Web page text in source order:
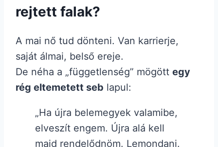
rejtett falak?
A mai nő tud dönteni. Van karrierje,
saját álmai, belső ereje.
De néha a „függetlenség” mögött egy
rég eltemetett seb lapul:
„Ha újra belemegyek valamibe,
elveszít engem. Újra alá kell
majd rendelődnöm. Lemondani.